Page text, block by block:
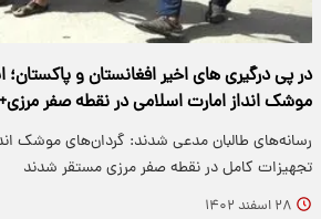
در پی درگیری های اخیر افغانستان و پاکستان؛
موشک انداز امارت اسلامی در نقطه صفر
رسانه‌های طالبان مدعی شدند: گردان‌های موشک
تجهیزات کامل در نقطه صفر مرزی مستقر شدند
۲۸ اسفند ۱۴۰۲